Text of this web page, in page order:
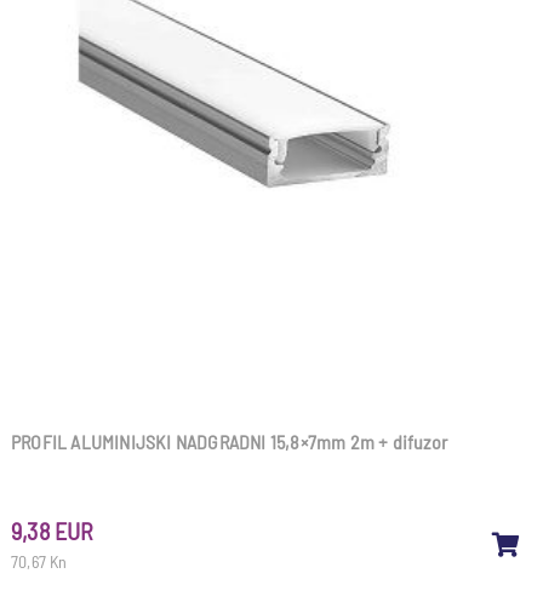
PROFIL ALUMINIJSKI NADGRADNI 15,8×7mm 2m + difuzor
70,67 Kn
9,38 EUR